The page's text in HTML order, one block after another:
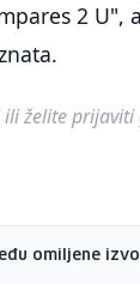
2
želite prijaviti
omiljene